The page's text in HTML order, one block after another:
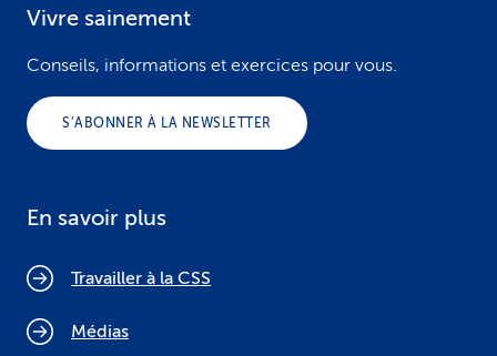
Vivre sainement
Conseils, informations et exercices pour vous.
S’ABONNER À LA NEWSLETTER
En savoir plus
Travailler à la CSS
Médias